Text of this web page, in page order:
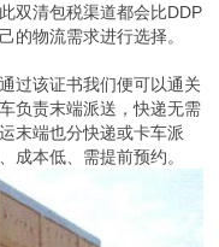
双清包税渠道都会比DDP
的物流需求进行选择。
过该证书我们便可以通关
负责末端派送，快递无需
末端也分快递或卡车派
成本低、需提前预约。